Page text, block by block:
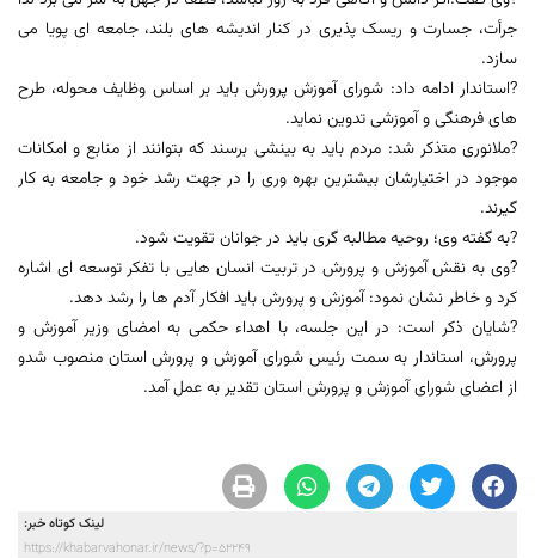
جرأت، جسارت و ریسک پذیری در کنار اندیشه های بلند، جامعه ای پویا می
سازد.
?استاندار ادامه داد: شورای آموزش پرورش باید بر اساس وظایف محوله، طرح
های فرهنگی و آموزشی تدوین نماید.
?ملانوری متذکر شد: مردم باید به بینشی برسند که بتوانند از منابع و امکانات
موجود در اختیارشان بیشترین بهره وری را در جهت رشد خود و جامعه به کار
گیرند.
?به گفته وی؛ روحیه مطالبه گری باید در جوانان تقویت شود.
?وی به نقش آموزش و پرورش در تربیت انسان هایی با تفکر توسعه ای اشاره
کرد و خاطر نشان نمود: آموزش و پرورش باید افکار آدم ها را رشد دهد.
?شایان ذکر است: در این جلسه، با اهداء حکمی به امضای وزیر آموزش و
پرورش، استاندار به سمت رئیس شورای آموزش و پرورش استان منصوب شدو
از اعضای شورای آموزش و پرورش استان تقدیر به عمل آمد.
لینک کوتاه خبر:
https://khabarvahonar.ir/news/?p=52249